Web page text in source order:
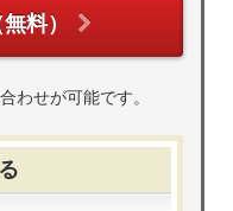
料）
わせが可能です。